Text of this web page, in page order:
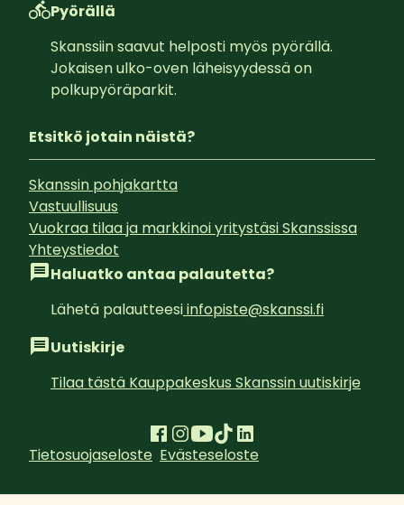
Pyörällä
Skanssiin saavut helposti myös pyörällä.
Jokaisen ulko-oven läheisyydessä on
polkupyöräparkit.
Etsitkö jotain näistä?
Skanssin pohjakartta
Vastuullisuus
Vuokraa tilaa ja markkinoi yritystäsi Skanssissa
Yhteystiedot
Haluatko antaa palautetta?
Lähetä palautteesiinfopiste@skanssi.fi
Uutiskirje
Tilaa tästä Kauppakeskus Skanssin uutiskirje
Tietosuojaseloste Evästeseloste